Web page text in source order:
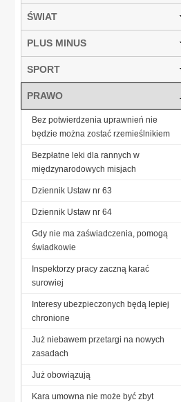
ŚWIAT
PLUS MINUS
SPORT
PRAWO
Bez potwierdzenia uprawnień nie
będzie można zostać rzemieślnikiem
Bezpłatne leki dla rannych w
międzynarodowych misjach
Dziennik Ustaw nr 63
Dziennik Ustaw nr 64
Gdy nie ma zaświadczenia, pomogą
świadkowie
Inspektorzy pracy zaczną karać
surowiej
Interesy ubezpieczonych będą lepiej
chronione
Już niebawem przetargi na nowych
zasadach
Już obowiązują
Kara umowna nie może być zbyt